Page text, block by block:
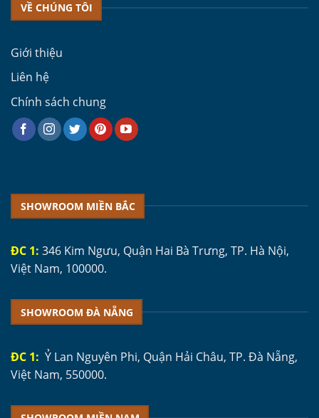
VỀ CHÚNG TÔI
Giới thiệu
Liên hệ
Chính sách chung
SHOWROOM MIỀN BẮC
ĐC 1: 346 Kim Ngưu, Quận Hai Bà Trưng, TP. Hà Nội,
Việt Nam, 100000.
SHOWROOM ĐÀ NẴNG
ĐC 1: Ỷ Lan Nguyên Phi, Quận Hải Châu, TP. Đà Nẵng,
Việt Nam, 550000.